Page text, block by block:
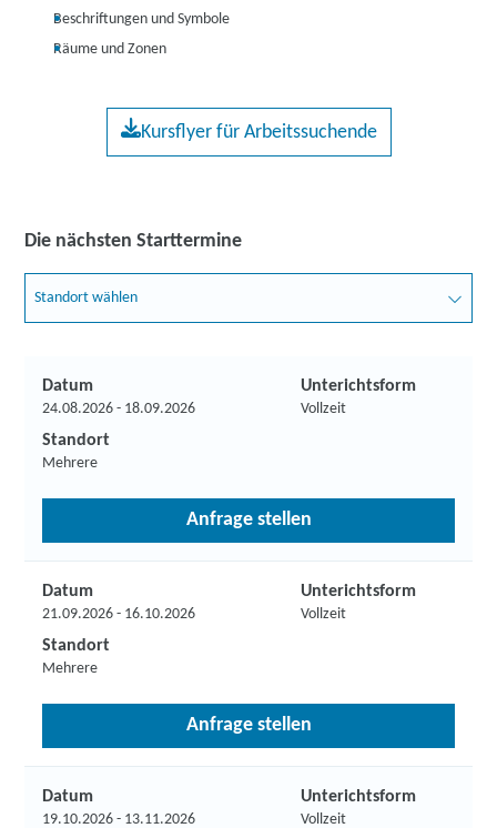
Beschriftungen und Symbole
Räume und Zonen
Kursflyer für Arbeitssuchende
Die nächsten Starttermine
Standort wählen
Datum
24.08.2026 - 18.09.2026
Unterichtsform
Vollzeit
Standort
Mehrere
Anfrage stellen
Datum
21.09.2026 - 16.10.2026
Unterichtsform
Vollzeit
Standort
Mehrere
Anfrage stellen
Datum
19.10.2026 - 13.11.2026
Unterichtsform
Vollzeit